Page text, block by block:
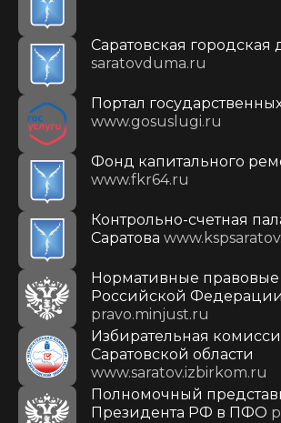
Саратовская городская
saratovduma.ru
Портал
www.gosuslugi.ru
Фонд капитального
www.fkr64.ru
Контрольно-счетная
Саратова
Нормативные правовые
Российской Федерации
pravo.minjust.ru
Избирательная
Саратовской области
www.saratov.izbirkom.ru
Полномочный
Президента РФ в ПФО